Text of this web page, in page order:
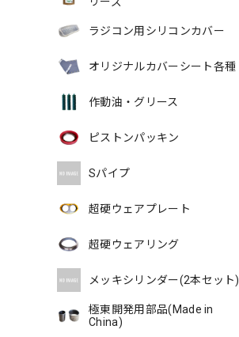
ラジコン用シリコンカバー
オリジナルカバーシート各種
作動油・グリース
ピストンパッキン
Sパイプ
超硬ウェアプレート
超硬ウェアリング
メッキシリンダー(2本セット)
極東開発用部品(Made in
China)